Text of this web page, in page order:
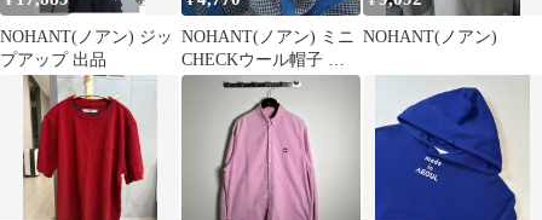
NOHANT(ノアン) ジッ
プアップ 出品
NOHANT(ノアン) ミニ
CHECKウール帽子 グ
レー
NOHANT(ノアン)